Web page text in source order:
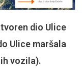
dio Ulice
Ulice maršala
vozila).